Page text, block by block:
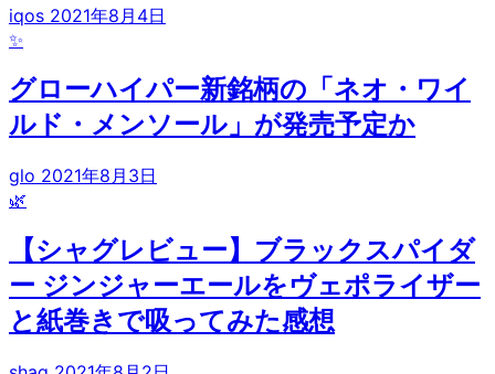
iqos 2021年8月4日
✨
グローハイパー新銘柄の「ネオ・ワイ
ルド・メンソール」が発売予定か
glo 2021年8月3日
🌿
【シャグレビュー】ブラックスパイダ
ー ジンジャーエールをヴェポライザー
と紙巻きで吸ってみた感想